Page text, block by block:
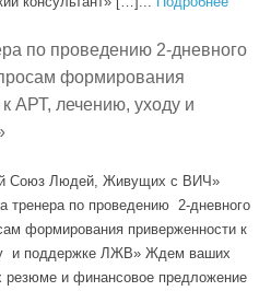
по проведению 2-дневного
формирования
АРТ, лечению, уходу и
Союз Людей, Живущих с ВИЧ»
тренера по проведению 2-дневного
формирования приверженности к
и поддержке ЛЖВ» Ждем ваших
и финансовое предложение